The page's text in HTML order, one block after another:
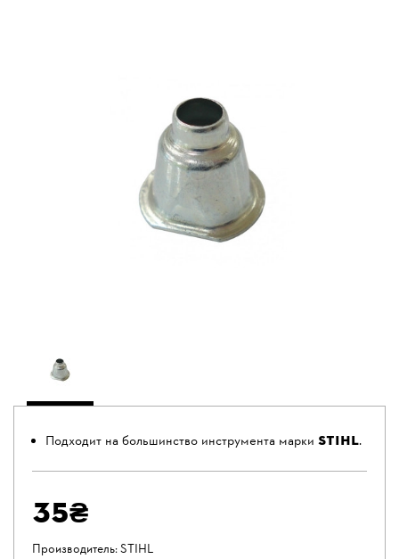
Подходит на большинство инструмента марки STIHL.
35₴
Производитель:STIHL